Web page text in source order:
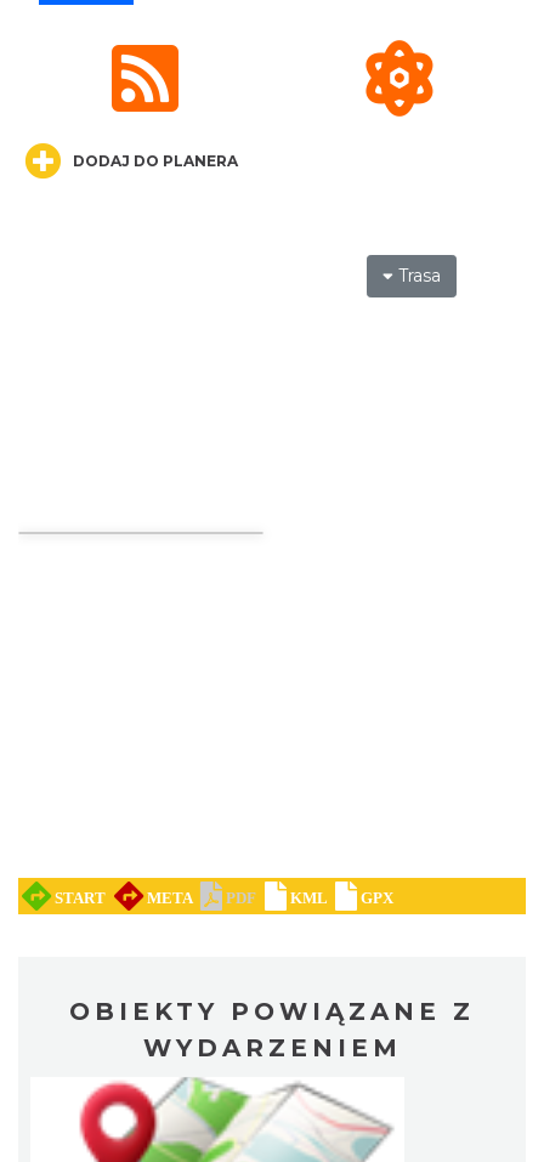
2026-09-05
Kalendarium Wydarzeń Jurajskich 2026
DODAJ DO PLANERA
Trasa
OBIEKTY POWIĄZANE Z
WYDARZENIEM